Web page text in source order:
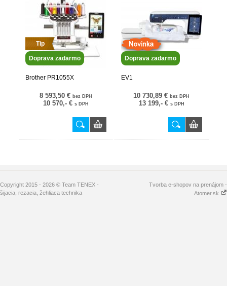
Tip
Doprava zadarmo
Brother PR1055X
8 593,50 € bez DPH
10 570,- € s DPH
Doprava zadarmo
EV1
10 730,89 € bez DPH
13 199,- € s DPH
Copyright 2015 - 2026 © Team TENEX -
šijacia, rezacia, žehliaca technika
Tvorba e-shopov na prenájom -
Atomer.sk